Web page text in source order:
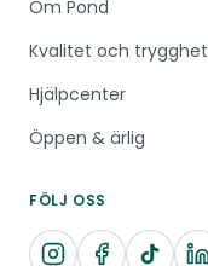
Om Pond
Kvalitet och trygghet
Hjälpcenter
Öppen & ärlig
FÖLJ OSS